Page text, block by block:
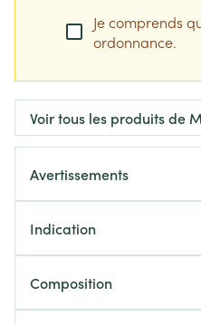
Je comprends
ordonnance.
Voir tous les produits de
Avertissements
Indication
Composition